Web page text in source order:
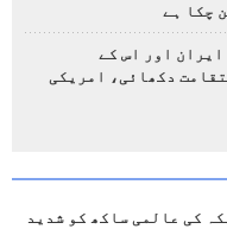
چکا ہے
ایران اور اس کے
دکھائی، امریکی
کی عالمی ساکھ کو شدید